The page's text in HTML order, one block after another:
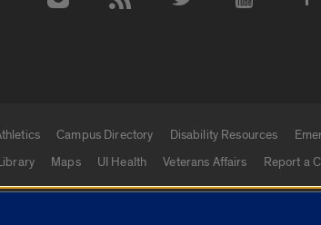
Media Accounts
Campus Directory Disability Resources
Maps UI Health Veterans Affairs Report a